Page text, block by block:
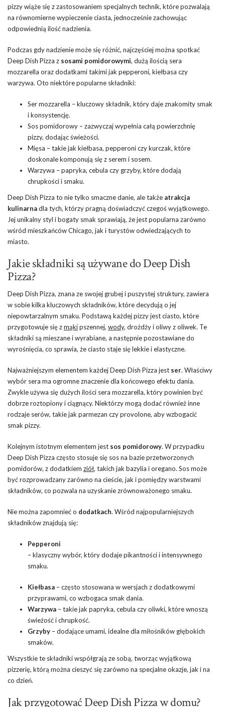
pizzy wiąże się z zastosowaniem specjalnych technik, które pozwalają
na równomierne wypieczenie ciasta, jednocześnie zachowując
odpowiednią ilość nadzienia.
Podczas gdy nadzienie może się różnić, najczęściej można spotkać
Deep Dish Pizza z sosami pomidorowymi, dużą ilością sera
mozzarella oraz dodatkami takimi jak pepperoni, kiełbasa czy
warzywa. Oto niektóre popularne składniki:
Ser mozzarella – kluczowy składnik, który daje znakomity smak
i konsystencję.
Sos pomidorowy – zazwyczaj wypełnia całą powierzchnię
pizzy, dodając świeżości.
Mięsa – takie jak kiełbasa, pepperoni czy kurczak, które
doskonale komponują się z serem i sosem.
Warzywa – papryka, cebula czy grzyby, które dodają
chrupkości i smaku.
Deep Dish Pizza to nie tylko smaczne danie, ale także atrakcja
kulinarnadla tych, którzy pragną doświadczyć czegoś wyjątkowego.
Jej unikalny styl i bogaty smak sprawiają, że jest popularna zarówno
wśród mieszkańców Chicago, jak i turystów odwiedzających to
miasto.
Jakie składniki są używane do Deep Dish
Pizza?
Deep Dish Pizza, znana ze swojej grubej i puszystej struktury, zawiera
w sobie kilka kluczowych składników, które decydują o jej
niepowtarzalnym smaku. Podstawą każdej pizzy jest ciasto, które
przygotowuje się zmąkipszennej, wody, drożdży i oliwy z oliwek. Te
składniki są mieszane i wyrabiane, a następnie pozostawiane do
wyrośnięcia, co sprawia, że ciasto staje się lekkie i elastyczne.
Najważniejszym elementem każdej Deep Dish Pizza jest ser. Właściwy
wybór sera ma ogromne znaczenie dla końcowego efektu dania.
Zwykle używa się dużych ilości sera mozzarella, który powinien być
dobrze roztopiony i ciągnący. Niektórzy mogą dodać również inne
rodzaje serów, takie jak parmezan czy provolone, aby wzbogacić
smak pizzy.
Kolejnym istotnym elementem jest sos pomidorowy. W przypadku
Deep Dish Pizza często stosuje się sos na bazie przetworzonych
pomidorów, z dodatkiem ziół, takich jak bazylia i oregano. Sos może
być rozprowadzany zarówno na cieście, jak i pomiędzy warstwami
składników, co pozwala na uzyskanie zrównoważonego smaku.
Nie można zapomnieć o dodatkach. Wśród najpopularniejszych
składników znajdują się:
Pepperoni
– klasyczny wybór, który dodaje pikantności i intensywnego
smaku.
Kiełbasa – często stosowana w wersjach z dodatkowymi
przyprawami, co wzbogaca smak dania.
Warzywa – takie jak papryka, cebula czy oliwki, które wnoszą
świeżość i chrupkość.
Grzyby – dodające umami, idealne dla miłośników głębokich
smaków.
Wszystkie te składniki współgrają ze sobą, tworząc wyjątkową
pizzerię, którą można cieszyć się zarówno na specjalne okazje, jak i na
co dzień.
Jak przygotować Deep Dish Pizza w domu?